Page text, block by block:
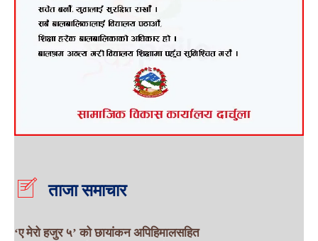
ताजा समाचार
‘ए मेरो हजुर ५’ को छायांकन अपिहिमालसहित